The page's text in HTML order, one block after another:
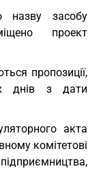
назву засобу
проект
пропозиції,
днів з дати
акта
комітетові